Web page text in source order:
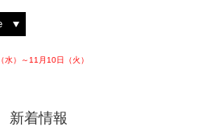
）～11月10日（火）
新着情報